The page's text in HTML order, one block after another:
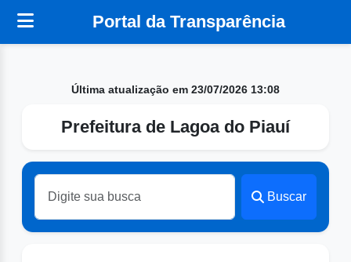
Portal da Transparência
Última atualização em 23/07/2026 13:08
Prefeitura de Lagoa do Piauí
Buscar